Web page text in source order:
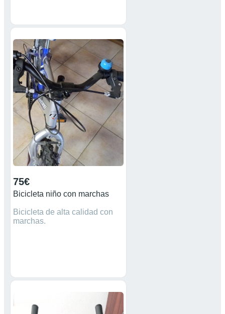
75€
Bicicleta niño con marchas
Bicicleta de alta calidad con
marchas.